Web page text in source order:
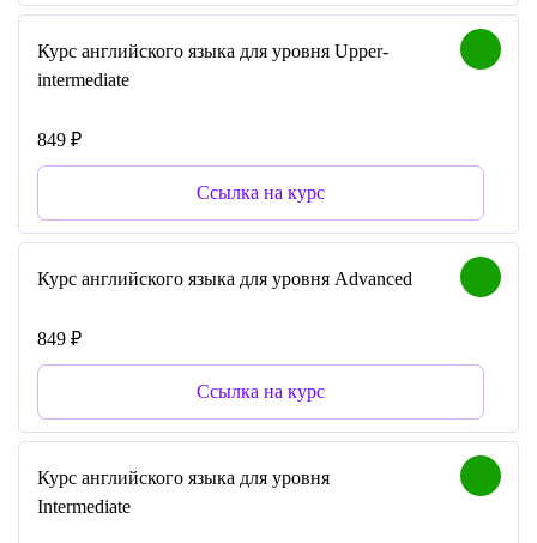
Курс английского языка для уровня Upper-
intermediate
849 ₽
Ссылка на курс
Курс английского языка для уровня Advanced
849 ₽
Ссылка на курс
Курс английского языка для уровня
Intermediate